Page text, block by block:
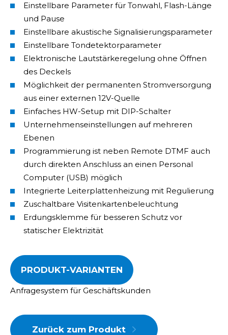
Einstellbare Parameter für Tonwahl, Flash-Länge
und Pause
Einstellbare akustische Signalisierungsparameter
Einstellbare Tondetektorparameter
Elektronische Lautstärkeregelung ohne Öffnen
des Deckels
Möglichkeit der permanenten Stromversorgung
aus einer externen 12V-Quelle
Einfaches HW-Setup mit DIP-Schalter
Unternehmenseinstellungen auf mehreren
Ebenen
Programmierung ist neben Remote DTMF auch
durch direkten Anschluss an einen Personal
Computer (USB) möglich
Integrierte Leiterplattenheizung mit Regulierung
Zuschaltbare Visitenkartenbeleuchtung
Erdungsklemme für besseren Schutz vor
statischer Elektrizität
PRODUKT-VARIANTEN
Anfragesystem für Geschäftskunden
Zurück zum Produkt